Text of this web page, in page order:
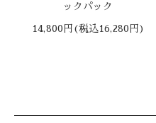
ックパック
14,800円(税込16,280円)